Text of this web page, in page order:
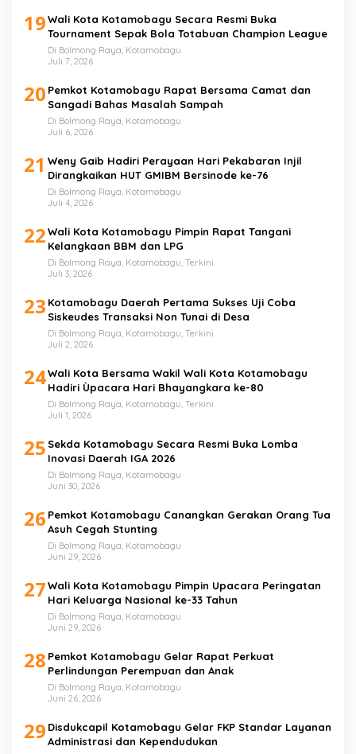
19Wali Kota Kotamobagu Secara Resmi Buka
Tournament Sepak Bola Totabuan Champion League
Di Bolmong Raya, Kotamobagu
Juli 7, 2026
20 Pemkot Kotamobagu Rapat Bersama Camat dan
Sangadi Bahas Masalah Sampah
Di Bolmong Raya, Kotamobagu
Juli 6, 2026
21 Weny Gaib Hadiri Perayaan Hari Pekabaran Injil
Dirangkaikan HUT GMIBM Bersinode ke-76
Di Bolmong Raya, Kotamobagu
Juli 4, 2026
22Wali Kota Kotamobagu Pimpin Rapat Tangani
Kelangkaan BBM dan LPG
Di Bolmong Raya, Kotamobagu, Terkini
Juli 3, 2026
23 Kotamobagu Daerah Pertama Sukses Uji Coba
Siskeudes Transaksi Non Tunai di Desa
Di Bolmong Raya, Kotamobagu, Terkini
Juli 2, 2026
24Wali Kota Bersama Wakil Wali Kota Kotamobagu
Hadiri Ùpacara Hari Bhayangkara ke-80
Di Bolmong Raya, Kotamobagu, Terkini
Juli 1, 2026
25 Sekda Kotamobagu Secara Resmi Buka Lomba
Inovasi Daerah IGA 2026
Di Bolmong Raya, Kotamobagu
Juni 30, 2026
26 Pemkot Kotamobagu Canangkan Gerakan Orang Tua
Asuh Cegah Stunting
Di Bolmong Raya, Kotamobagu
Juni 29, 2026
27Wali Kota Kotamobagu Pimpin Upacara Peringatan
Hari Keluarga Nasional ke-33 Tahun
Di Bolmong Raya, Kotamobagu
Juni 29, 2026
28 Pemkot Kotamobagu Gelar Rapat Perkuat
Perlindungan Perempuan dan Anak
Di Bolmong Raya, Kotamobagu
Juni 26, 2026
29 Disdukcapil Kotamobagu Gelar FKP Standar Layanan
Administrasi dan Kependudukan